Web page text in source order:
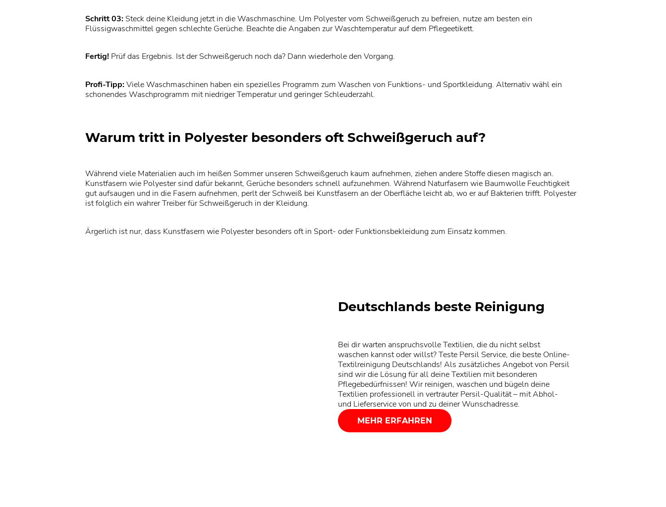
Schritt 03:Steck deine Kleidung jetzt in die Waschmaschine. Um Polyester vom Schweißgeruch zu befreien, nutze am besten ein
Flüssigwaschmittel gegen schlechte Gerüche. Beachte die Angaben zur Waschtemperatur auf dem Pflegeetikett.
Fertig!Prüf das Ergebnis. Ist der Schweißgeruch noch da? Dann wiederhole den Vorgang.
Profi-Tipp:Viele Waschmaschinen haben ein spezielles Programm zum Waschen von Funktions- und Sportkleidung. Alternativ wähl ein
schonendes Waschprogramm mit niedriger Temperatur und geringer Schleuderzahl.
Warum tritt in Polyester besonders oft Schweißgeruch auf?
Während viele Materialien auch im heißen Sommer unseren Schweißgeruch kaum aufnehmen, ziehen andere Stoffe diesen magisch an.
Kunstfasern wie Polyester sind dafür bekannt, Gerüche besonders schnell aufzunehmen. Während Naturfasern wie Baumwolle Feuchtigkeit
gut aufsaugen und in die Fasern aufnehmen, perlt der Schweiß bei Kunstfasern an der Oberfläche leicht ab, wo er auf Bakterien trifft. Polyester
ist folglich ein wahrer Treiber für Schweißgeruch in der Kleidung.
Ärgerlich ist nur, dass Kunstfasern wie Polyester besonders oft in Sport- oder Funktionsbekleidung zum Einsatz kommen.
Deutschlands beste Reinigung
Bei dir warten anspruchsvolle Textilien, die du nicht selbst
waschen kannst oder willst? Teste Persil Service, die beste Online-
Textilreinigung Deutschlands! Als zusätzliches Angebot von Persil
sind wir die Lösung für all deine Textilien mit besonderen
Pflegebedürfnissen! Wir reinigen, waschen und bügeln deine
Textilien professionell in vertrauter Persil-Qualität – mit Abhol-
und Lieferservice von und zu deiner Wunschadresse.
MEHR ERFAHREN